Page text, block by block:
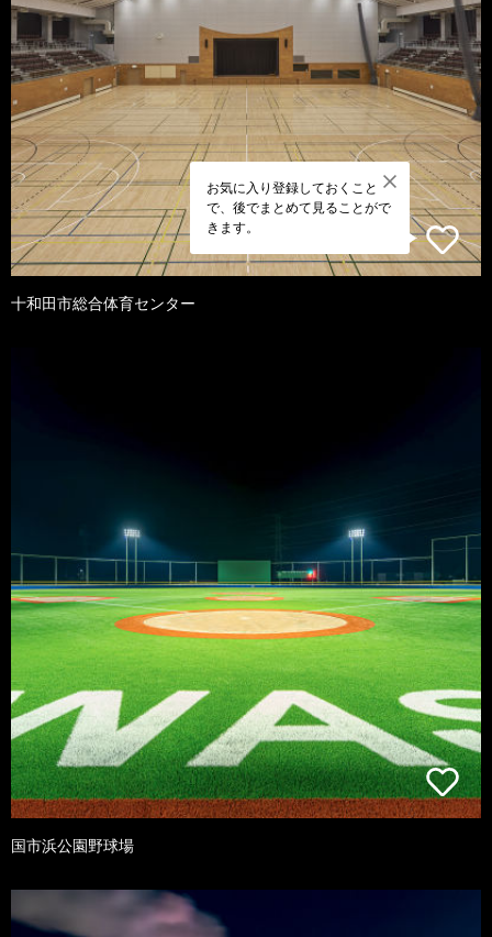
お気に入り登録しておくこと
で、後でまとめて見ることがで
きます。
十和田市総合体育センター
国市浜公園野球場